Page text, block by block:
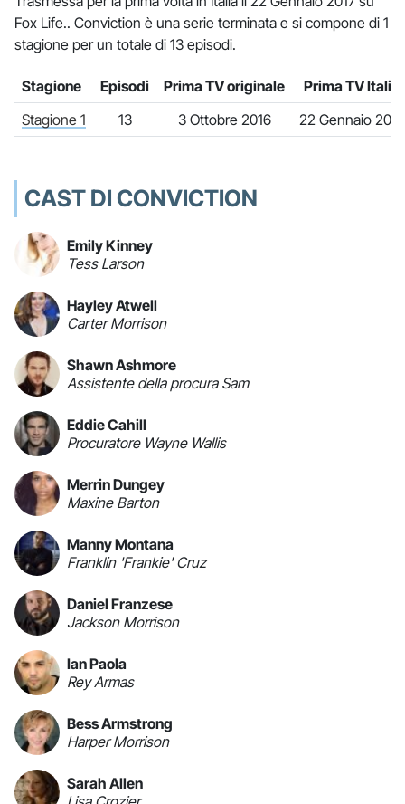
Fox Life.. Conviction è una serie terminata e si compone di 1
stagione per un totale di 13 episodi.
Stagione Episodi Prima TV originale
Prima TV Italia
Stagione 1
13 3 Ottobre 2016 22 Gennaio 2017
CAST DI CONVICTION
Emily Kinney
Tess Larson
Hayley Atwell
Carter Morrison
Shawn Ashmore
Assistente della procura Sam
Eddie Cahill
Procuratore Wayne Wallis
Merrin Dungey
Maxine Barton
Manny Montana
Franklin 'Frankie' Cruz
Daniel Franzese
Jackson Morrison
Ian Paola
Rey Armas
Bess Armstrong
Harper Morrison
Sarah Allen